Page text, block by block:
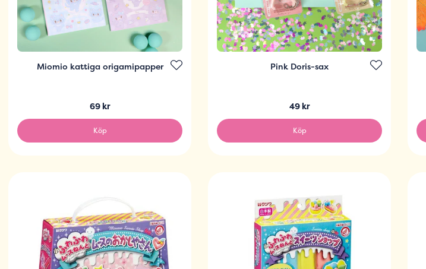
Miomio kattiga origamipapper
69 kr
Köp
Pink Doris-sax
49 kr
Köp